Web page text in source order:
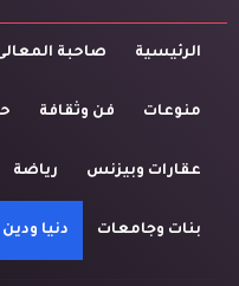
الرئيسية صاحبة
منوعات فن وثقافة
عقارات وبيزنس رياضة
بنات وجامعات دنيا ودين